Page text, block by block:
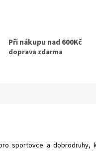
Při nákupu nad 600Kč
doprava zdarma
sportovce a dobrodruhy,